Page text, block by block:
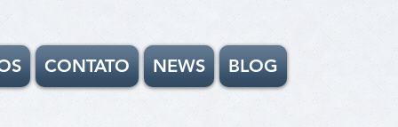
CONTATO NEWS BLOG